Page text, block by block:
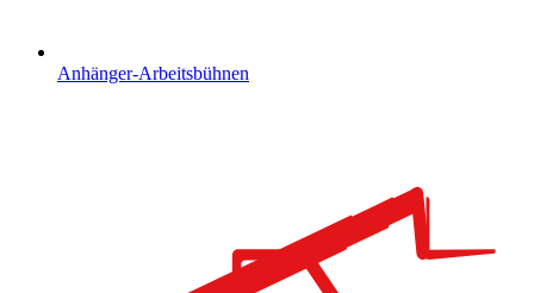
Anhänger-Arbeitsbühnen